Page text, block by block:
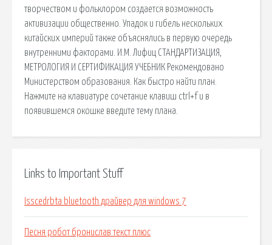
творчеством и фольклором создается возможность
активизации общественно. Упадок и гибель нескольких
китайских империй также объяснялись в первую очередь
внутренними факторами. И.М. Лифиц СТАНДАРТИЗАЦИЯ,
МЕТРОЛОГИЯ И СЕРТИФИКАЦИЯ УЧЕБНИК Рекомендовано
Министерством образования. Как быстро найти план.
Нажмите на клавиатуре сочетание клавиш ctrl+f и в
появившемся окошке введите тему плана.
Links to Important Stuff
Isscedrbta bluetooth драйвер для windows 7
Песня робот бронислав текст плюс